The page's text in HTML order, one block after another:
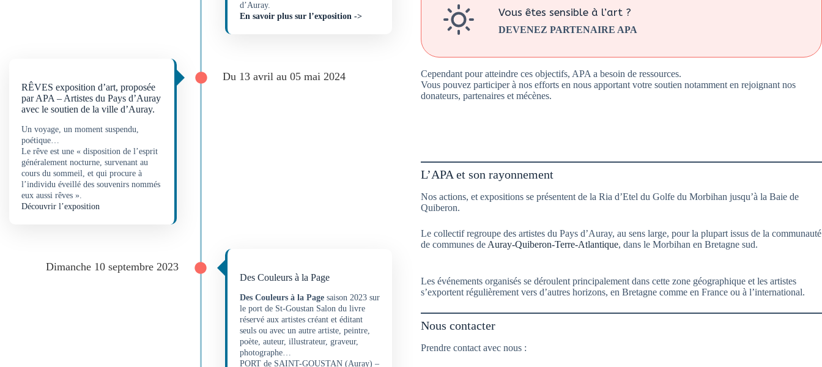
d’Auray.
En savoir plus sur l’exposition ->
Du 13 avril au 05 mai 2024
RÊVES exposition d’art, proposée
par APA – Artistes du Pays d’Auray
avec le soutien de la ville d’Auray.
Un voyage, un moment suspendu,
poétique…
Le rêve est une « disposition de l’esprit
généralement nocturne, survenant au
cours du sommeil, et qui procure à
l’individu éveillé des souvenirs nommés
eux aussi rêves ».
Découvrir l’exposition
Dimanche 10 septembre 2023
Des Couleurs à la Page
Des Couleurs à la Pagesaison 2023 sur
le port de St-Goustan Salon du livre
réservé aux artistes créant et éditant
seuls ou avec un autre artiste, peintre,
poète, auteur, illustrateur, graveur,
photographe…
PORT de SAINT-GOUSTAN (Auray) –
Vous êtes sensible à l’art ?
DEVENEZ PARTENAIRE APA
Cependant pour atteindre ces objectifs, APA a besoin de ressources.
Vous pouvez participer à nos efforts en nous apportant votre soutien notamment en rejoignant nos
donateurs, partenaires et mécènes.
L’APA et son rayonnement
Nos actions, et expositions se présentent de la Ria d’Etel du Golfe du Morbihan jusqu’à la Baie de
Quiberon.
Le collectif regroupe des artistes du Pays d’Auray, au sens large, pour la plupart issus de la communauté
de communes de Auray-Quiberon-Terre-Atlantique, dans le Morbihan en Bretagne sud.
Les événements organisés se déroulent principalement dans cette zone géographique et les artistes
s’exportent régulièrement vers d’autres horizons, en Bretagne comme en France ou à l’international.
Nous contacter
Prendre contact avec nous :